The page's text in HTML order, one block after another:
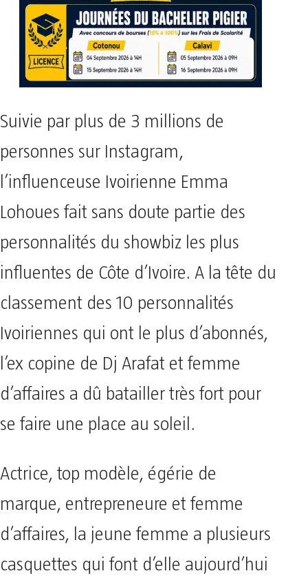
Suivie par plus de 3 millions de
personnes sur Instagram,
l’influenceuse Ivoirienne Emma
Lohoues fait sans doute partie des
personnalités du showbiz les plus
influentes de Côte d’Ivoire. A la tête du
classement des 10 personnalités
Ivoiriennes qui ont le plus d’abonnés,
l’ex copine de Dj Arafat et femme
d’affaires a dû batailler très fort pour
se faire une place au soleil.
Actrice, top modèle, égérie de
marque, entrepreneure et femme
d’affaires, la jeune femme a plusieurs
casquettes qui font d’elle aujourd’hui